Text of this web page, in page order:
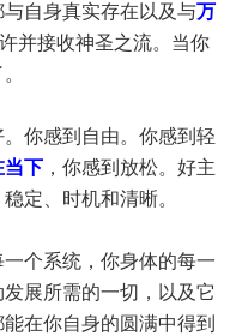
自身真实存在以及与万
并接收神圣之流。当你
你感到自由。你感到轻
当下 ，你感到放松。好主
定、时机和清晰。
个系统，你身体的每一
展所需的一切，以及它
在你自身的圆满中得到